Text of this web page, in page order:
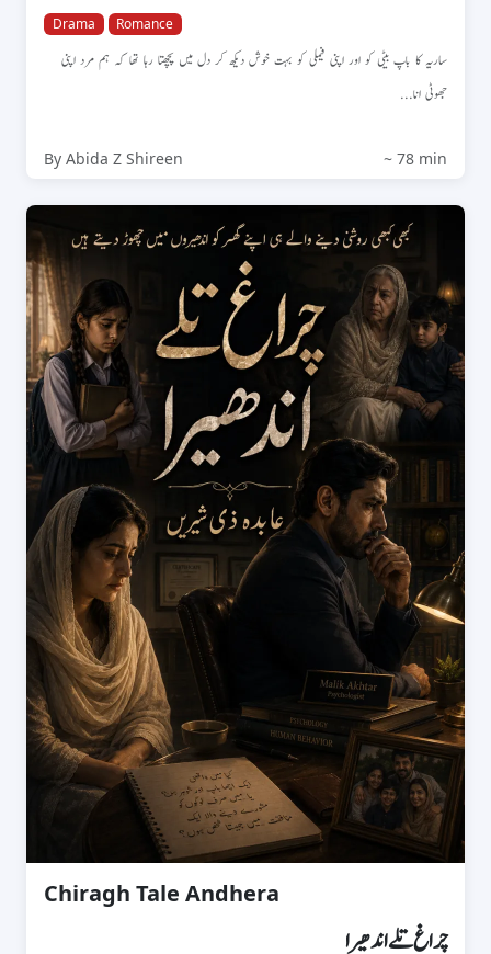
Drama Romance
ساریہ کا باپ بیٹی کو اور اپنی فیملی کو بہت خوش دیکھ کر دل میں پچھتا رہا تھا کہ ہم مرد اپنی
جھوٹی انا...
By Abida Z Shireen ~ 78 min
Chiragh Tale Andhera
چراغ تلے اندھیرا